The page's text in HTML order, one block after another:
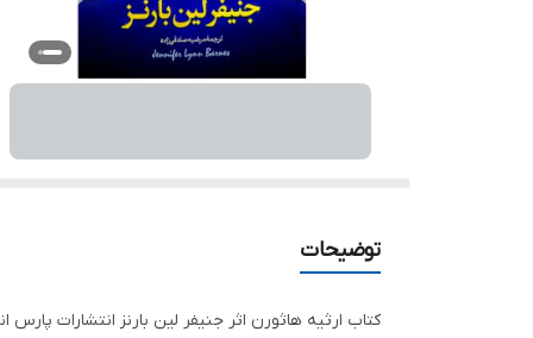
توضیحات
کتاب ارثیه هاثورن اثر جنیفر لین بارنز انتشارات پارس